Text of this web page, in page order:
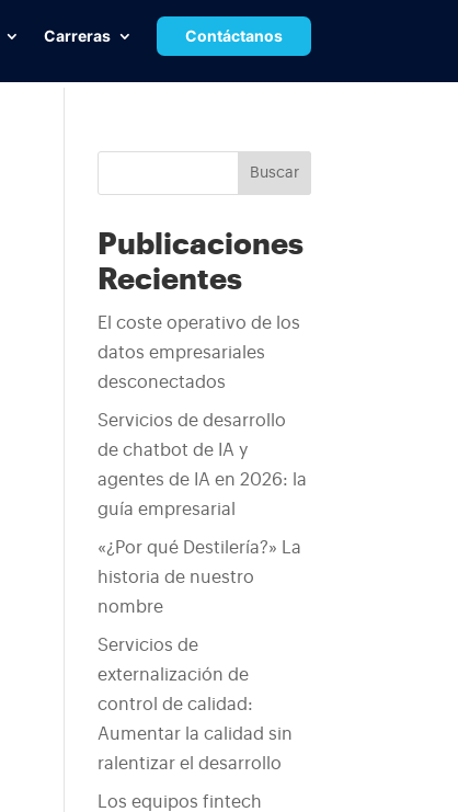
Carreras Contáctanos
Buscar
Publicaciones
Recientes
El coste operativo de los
datos empresariales
desconectados
Servicios de desarrollo
de chatbot de IA y
agentes de IA en 2026: la
guía empresarial
«¿Por qué Destilería?» La
historia de nuestro
nombre
Servicios de
externalización de
control de calidad:
Aumentar la calidad sin
ralentizar el desarrollo
Los equipos fintech